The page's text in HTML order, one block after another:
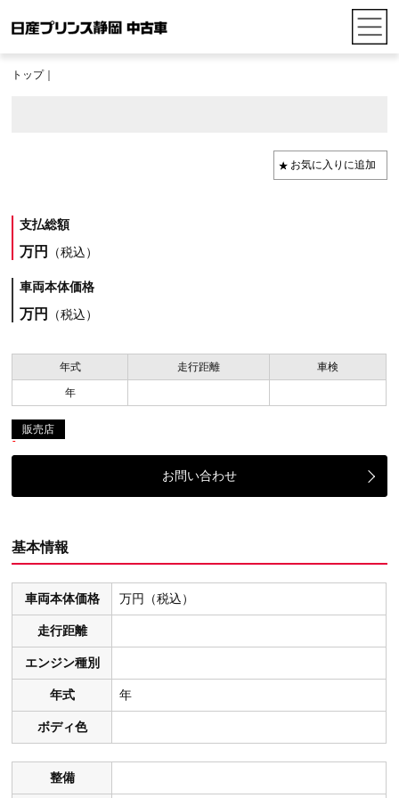
トップ｜
支払総額
万円 （税込）
車両本体価格
万円 （税込）
年式 走行距離 車検
年
販売店
お問い合わせ
基本情報
車両本体価格 万円（税込）
走行距離
エンジン種別
年式 年
ボディ色
整備